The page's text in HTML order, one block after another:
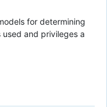
for determining
and privileges a